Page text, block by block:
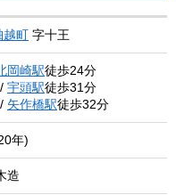
越町 字十王
岡崎駅徒歩24分
/ 宇頭駅徒歩31分
/ 矢作橋駅徒歩32分
年)
造